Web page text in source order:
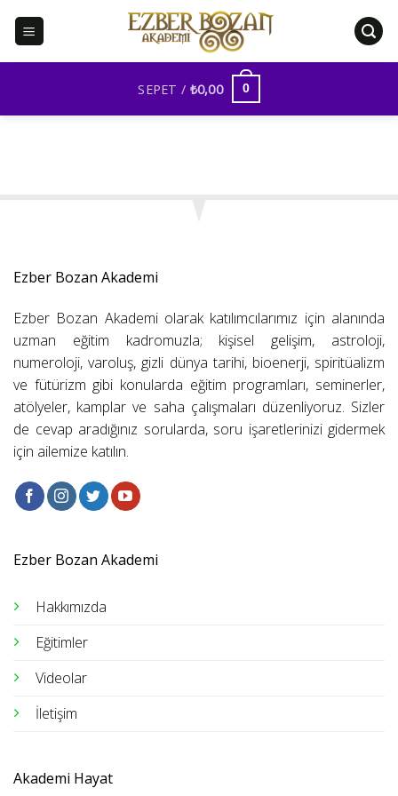
SEPET / ₺0,00 0
Ezber Bozan Akademi
Ezber Bozan Akademi olarak katılımcılarımız için alanında
uzman eğitim kadromuzla; kişisel gelişim, astroloji,
numeroloji, varoluş, gizli dünya tarihi, bioenerji, spiritüalizm
ve fütürizm gibi konularda eğitim programları, seminerler,
atölyeler, kamplar ve saha çalışmaları düzenliyoruz. Sizler
de cevap aradığınız sorularda, soru işaretlerinizi gidermek
için ailemize katılın.
Ezber Bozan Akademi
Hakkımızda
Eğitimler
Videolar
İletişim
Akademi Hayat